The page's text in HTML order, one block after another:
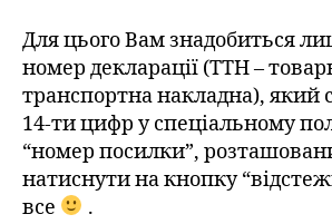
Для цього Вам знадобиться
номер декларації (ТТН –
транспортна накладна), який
14-ти цифр у спеціальному
“номер посилки”,
натиснути на кнопку
все
.